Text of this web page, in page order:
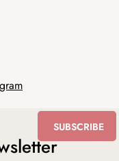
SUBSCRIBE